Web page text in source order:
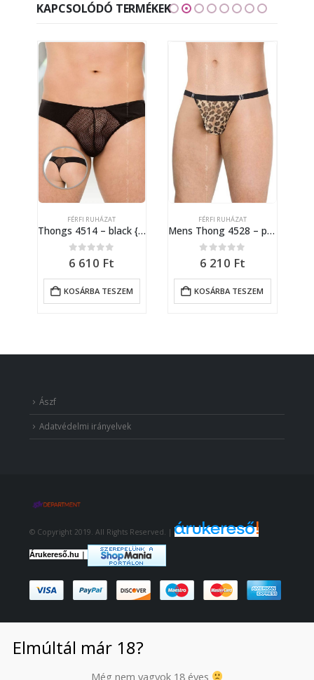
KAPCSOLÓDÓ TERMÉKEK
FÉRFI RUHÁZAT
Thongs 4514 – black {} M/L
0 out of 5
6 610 Ft
KOSÁRBA TESZEM
FÉRFI RUHÁZAT
Mens Thong 4528 – panther {} OneSize
0 out of 5
6 210 Ft
KOSÁRBA TESZEM
Ászf
Adatvédelmi irányelvek
© Copyright 2019. All Rights Reserved. |
Árukereső.hu |
Elmúltál már 18?
Még nem vagyok 18 éves